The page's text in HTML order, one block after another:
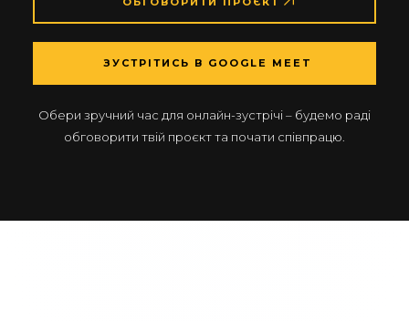
ЗУСТРІТИСЬ В GOOGLE MEET
Обери зручний час для онлайн-зустрічі – будемо раді
обговорити твій проєкт та почати співпрацю.